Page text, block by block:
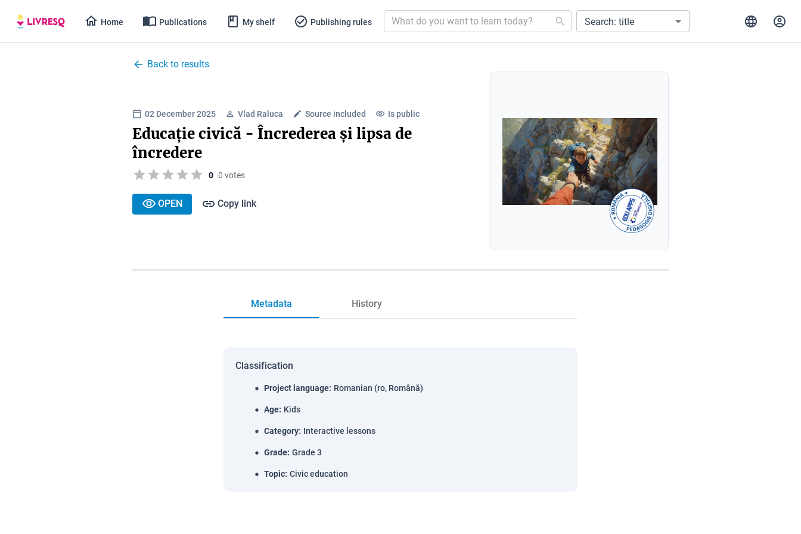
Home Publications My shelf Publishing rules Search: title
Back to results
02 December 2025 Vlad Raluca Source included Is public
Educație civică - Încrederea și lipsa de
încredere
0 0 votes
OPEN Copy link
Metadata History
Classification
Project language: Romanian (ro, Română)
Age: Kids
Category: Interactive lessons
Grade: Grade 3
Topic: Civic education